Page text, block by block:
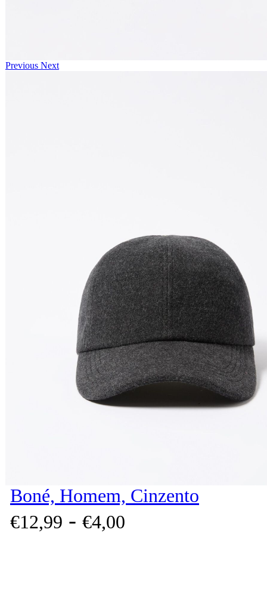
Previous Next
Boné, Homem, Cinzento
€12,99 - €4,00